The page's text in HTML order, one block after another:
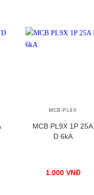
MCB-PL9X
MCB PL9X 1P 25A
D 6kA
1.000VNĐ